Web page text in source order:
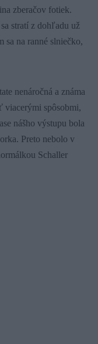
zberačov fotiek.
stratí z dohľadu už
na ranné slniečko,
nenáročná a známa
viacerými spôsobmi,
nášho výstupu bola
Preto nebolo v
Schaller